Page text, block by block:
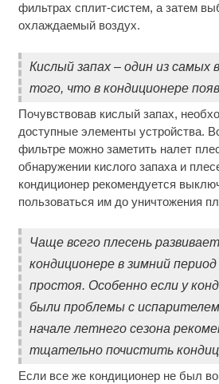
фильтрах сплит-систем, а затем
охлаждаемый воздух.
Кислый запах – один из самых
того, что в кондиционере
Почувствовав кислый запах,
доступные элементы устройства.
фильтре можно заметить налет
обнаружении кислого запаха и
кондиционер рекомендуется
пользоваться им до уничтожения
Чаще всего плесень
кондиционере в зимний
простоя. Особенно если у
были проблемы с
начале летнего сезона
тщательно почистить
Если все же кондиционер не был